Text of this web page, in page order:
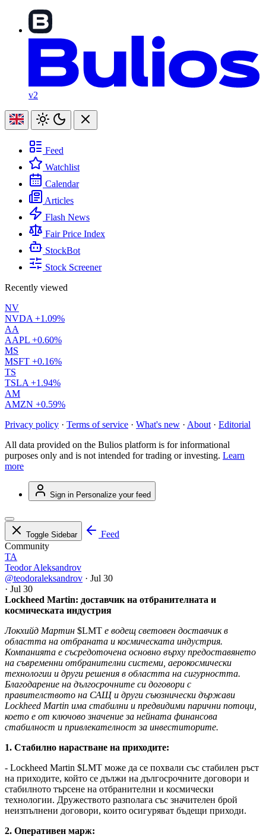
v2
Feed
Watchlist
Calendar
Articles
Flash News
Fair Price Index
StockBot
Stock Screener
Recently viewed
NV
NVDA +1.09%
AA
AAPL +0.60%
MS
MSFT +0.16%
TS
TSLA +1.94%
AM
AMZN +0.59%
Privacy policy · Terms of service · What's new · About · Editorial
All data provided on the Bulios platform is for informational
purposes only and is not intended for trading or investing. Learn
more
Sign in Personalize your feed
Toggle Sidebar
Feed
Community
TA
Teodor Aleksandrov
@teodoraleksandrov · Jul 30
· Jul 30
Lockheed Martin: доставчик на отбранителната и
космическата индустрия
Локхийд Мартин $LMT е водещ световен доставчик в
областта на отбраната и космическата индустрия.
Компанията е съсредоточена основно върху предоставянето
на съвременни отбранителни системи, аерокосмически
технологии и други решения в областта на сигурността.
Благодарение на дългосрочните си договори с
правителството на САЩ и други съюзнически държави
Lockheed Martin има стабилни и предвидими парични потоци,
което е от ключово значение за нейната финансова
стабилност и привлекателност за инвеститорите.
1. Стабилно нарастване на приходите:
- Lockheed Martin $LMT може да се похвали със стабилен ръст
на приходите, който се дължи на дългосрочните договори и
стабилното търсене на отбранителни и космически
технологии. Дружеството разполага със значителен брой
неизпълнени договори, които осигуряват бъдещи приходи.
2. Оперативен марж: